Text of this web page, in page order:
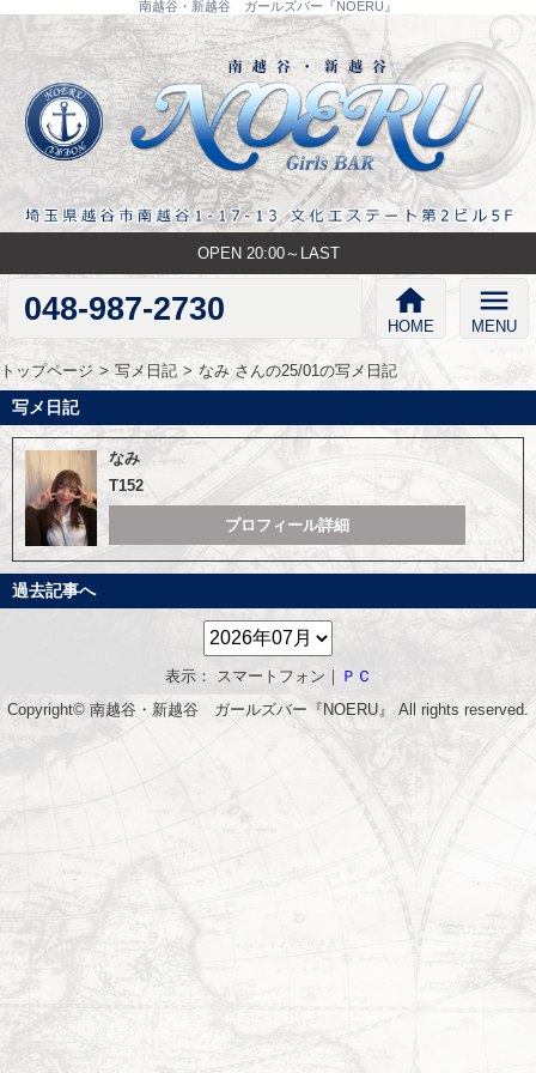
南越谷・新越谷 ガールズバー『NOERU』
OPEN 20:00～LAST
048-987-2730 home
HOME
menu
MENU
トップページ 写メ日記 なみ さんの25/01の写メ日記
写メ日記
なみ
T152
プロフィール詳細
過去記事へ
表示： スマートフォン｜ ＰＣ
Copyright© 南越谷・新越谷 ガールズバー『NOERU』 All rights reserved.